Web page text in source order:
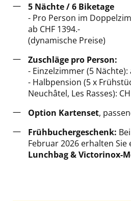
5 Nächte / 6 Biketage
- Pro Person im
ab CHF 1394.-
(dynamische Preise)
Zuschläge pro Person:
- Einzelzimmer (5 Nächte):
- Halbpension (5 x
Neuchâtel, Les Rasses):
Option Kartenset,
Frühbuchergeschenk:
Februar 2026 erhalten Sie
Lunchbag & Victorinox-